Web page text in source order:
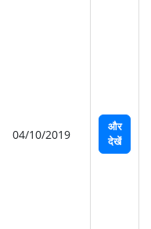
04/10/2019
और
देखें